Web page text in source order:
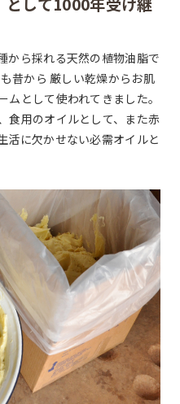
から採れる天然の植物油脂で
昔から 厳しい乾燥からお肌
として使われてきました。
食用のオイルとして、また赤
活に欠かせない必需オイルと